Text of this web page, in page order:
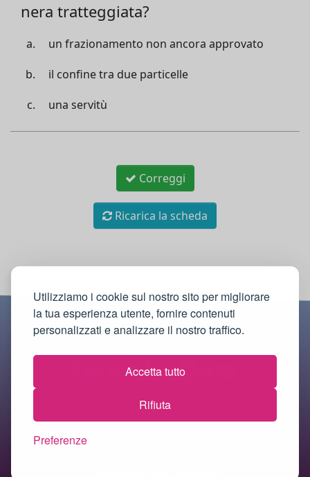
Utilizziamo i cookie sul nostro sito per migliorare
la tua esperienza utente, fornire contenuti
personalizzati e analizzare il nostro traffico.
Accetta tutto
Rifiuta
Preferenze
nera tratteggiata?
un frazionamento non ancora approvato
il confine tra due particelle
una servitù
Correggi
Ricarica la scheda
© 2018-2026 Immobilquiz.it |